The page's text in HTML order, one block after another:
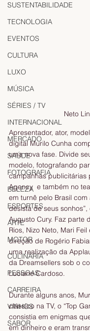
SUSTENTABILIDADE
TECNOLOGIA
EVENTOS
CULTURA
LUXO
MÚSICA
SÉRIES / TV
INTERNACIONAL
MERCADO
SAÚDE
FOTOGRAFIA
BELEZA
ESPORTES
ARTE
MOTOR
CULINÁRIA
PESSOAS
CARREIRA
VINHOS
SABOR
Neto
Apresentador, ator,
digital Murilo Cunha
uma nova fase. Divide
modelo, fotografando
campanhas publicitárias
Agency  e também no
em turnê pelo Brasil com
desista de seus
Augusto Cury. Faz parte
Rios, Nizo Neto, Mari
direção de Rogério
uma realização da
da Dreamsellers sob o
Luciano Cardoso.
Durante alguns anos,
clássico na TV, o “Top
consistia em enigmas
em dinheiro e eram